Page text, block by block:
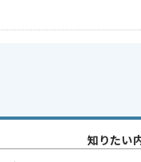
発導入保守を一人称で対
用保守までの経験
知りたい